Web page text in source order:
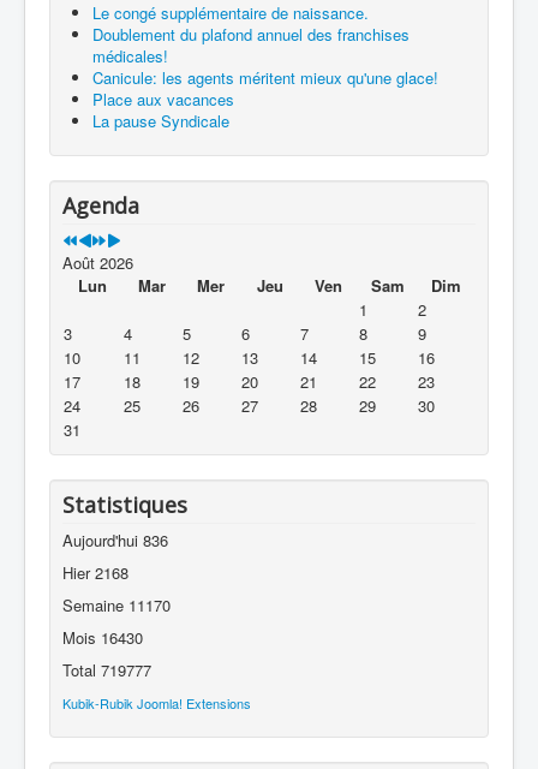
Le congé supplémentaire de naissance.
Doublement du plafond annuel des franchises
médicales!
Canicule: les agents méritent mieux qu'une glace!
Place aux vacances
La pause Syndicale
Agenda
Août 2026
Lun
Mar Mer Jeu Ven Sam
Dim
1
2
3
4 5 6 7 8
9
10
11 12 13 14 15
16
17
18 19 20 21 22
23
24
25 26 27 28 29
30
31
Statistiques
Aujourd'hui 836
Hier2168
Semaine 11170
Mois 16430
Total 719777
Kubik-Rubik Joomla! Extensions